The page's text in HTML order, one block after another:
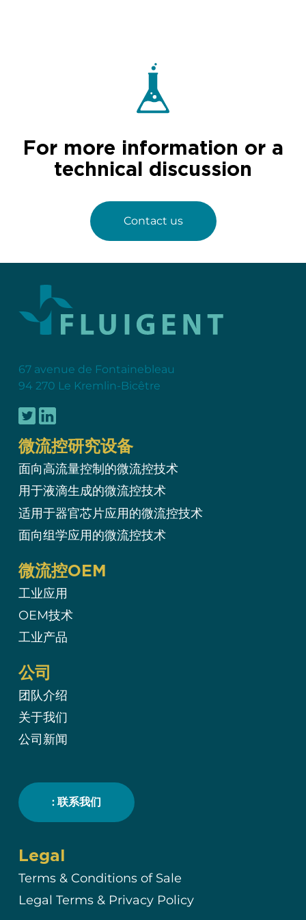
For more information or a
technical discussion
Contact us
67 avenue de Fontainebleau
94 270 Le Kremlin-Bicêtre
微流控研究设备
面向高流量控制的微流控技术
用于液滴生成的微流控技术
适用于器官芯片应用的微流控技术
面向组学应用的微流控技术
微流控OEM
工业应用
OEM技术
工业产品
公司
团队介绍
关于我们
公司新闻
: 联系我们
Legal
Terms & Conditions of Sale
Legal Terms & Privacy Policy